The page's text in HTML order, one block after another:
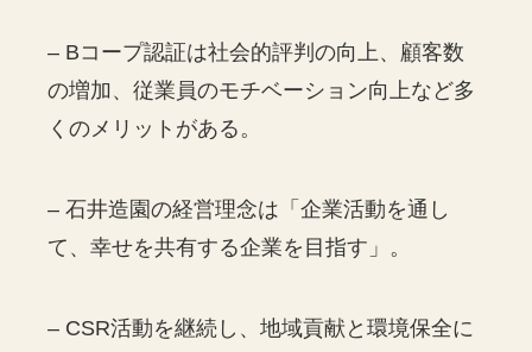
– Bコープ認証は社会的評判の向上、顧客数
の増加、従業員のモチベーション向上など多
くのメリットがある。
– 石井造園の経営理念は「企業活動を通し
て、幸せを共有する企業を目指す」。
– CSR活動を継続し、地域貢献と環境保全に